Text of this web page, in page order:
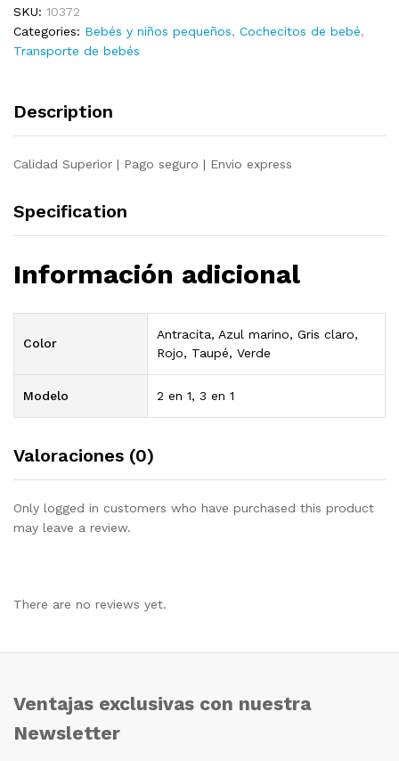
de
acero
gris
SKU: 10372
Categories: Bebés y niños pequeños, Cochecitos de bebé,
Transporte de bebés
Description
Calidad Superior | Pago seguro | Envio express
Specification
Información adicional
Color
Antracita, Azul marino, Gris claro,
Rojo, Taupé, Verde
Modelo 2 en 1, 3 en 1
Valoraciones (0)
Only logged in customers who have purchased this product
may leave a review.
There are no reviews yet.
Ventajas exclusivas con nuestra
Newsletter